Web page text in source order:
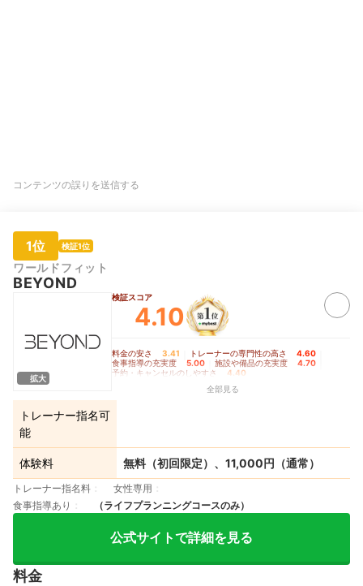
コンテンツの誤りを送信する
1位 検証1位
ワールドフィット
BEYOND
拡大
検証スコア
4.10
料金の安さ 3.41 トレーナーの専門性の高さ 4.60
食事指導の充実度 5.00 施設や備品の充実度 4.70
予約・キャンセルのしやすさ
4.40
全部見る
トレーナー指名可
能
体験料 無料（初回限定）、11,000円（通常）
トレーナー指名料
女性専用
食事指導あり
（ライフプランニングコースのみ）
公式サイトで詳細を見る
料金